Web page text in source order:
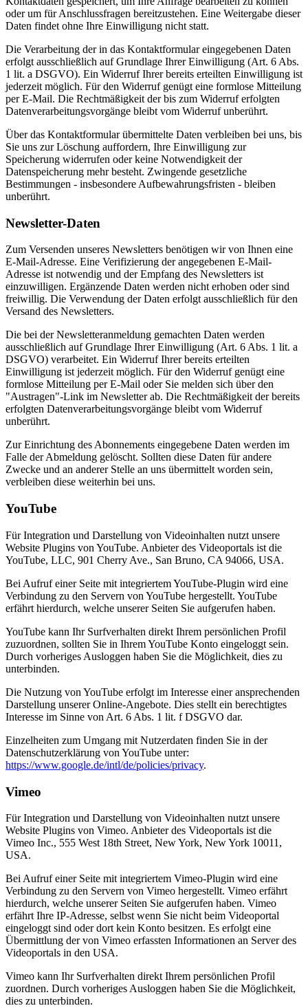
oder um für Anschlussfragen bereitzustehen. Eine Weitergabe dieser
Daten findet ohne Ihre Einwilligung nicht statt.
Die Verarbeitung der in das Kontaktformular eingegebenen Daten
erfolgt ausschließlich auf Grundlage Ihrer Einwilligung (Art. 6 Abs.
1 lit. a DSGVO). Ein Widerruf Ihrer bereits erteilten Einwilligung ist
jederzeit möglich. Für den Widerruf genügt eine formlose Mitteilung
per E-Mail. Die Rechtmäßigkeit der bis zum Widerruf erfolgten
Datenverarbeitungsvorgänge bleibt vom Widerruf unberührt.
Über das Kontaktformular übermittelte Daten verbleiben bei uns, bis
Sie uns zur Löschung auffordern, Ihre Einwilligung zur
Speicherung widerrufen oder keine Notwendigkeit der
Datenspeicherung mehr besteht. Zwingende gesetzliche
Bestimmungen - insbesondere Aufbewahrungsfristen - bleiben
unberührt.
Newsletter-Daten
Zum Versenden unseres Newsletters benötigen wir von Ihnen eine
E-Mail-Adresse. Eine Verifizierung der angegebenen E-Mail-
Adresse ist notwendig und der Empfang des Newsletters ist
einzuwilligen. Ergänzende Daten werden nicht erhoben oder sind
freiwillig. Die Verwendung der Daten erfolgt ausschließlich für den
Versand des Newsletters.
Die bei der Newsletteranmeldung gemachten Daten werden
ausschließlich auf Grundlage Ihrer Einwilligung (Art. 6 Abs. 1 lit. a
DSGVO) verarbeitet. Ein Widerruf Ihrer bereits erteilten
Einwilligung ist jederzeit möglich. Für den Widerruf genügt eine
formlose Mitteilung per E-Mail oder Sie melden sich über den
"Austragen"-Link im Newsletter ab. Die Rechtmäßigkeit der bereits
erfolgten Datenverarbeitungsvorgänge bleibt vom Widerruf
unberührt.
Zur Einrichtung des Abonnements eingegebene Daten werden im
Falle der Abmeldung gelöscht. Sollten diese Daten für andere
Zwecke und an anderer Stelle an uns übermittelt worden sein,
verbleiben diese weiterhin bei uns.
YouTube
Für Integration und Darstellung von Videoinhalten nutzt unsere
Website Plugins von YouTube. Anbieter des Videoportals ist die
YouTube, LLC, 901 Cherry Ave., San Bruno, CA 94066, USA.
Bei Aufruf einer Seite mit integriertem YouTube-Plugin wird eine
Verbindung zu den Servern von YouTube hergestellt. YouTube
erfährt hierdurch, welche unserer Seiten Sie aufgerufen haben.
YouTube kann Ihr Surfverhalten direkt Ihrem persönlichen Profil
zuzuordnen, sollten Sie in Ihrem YouTube Konto eingeloggt sein.
Durch vorheriges Ausloggen haben Sie die Möglichkeit, dies zu
unterbinden.
Die Nutzung von YouTube erfolgt im Interesse einer ansprechenden
Darstellung unserer Online-Angebote. Dies stellt ein berechtigtes
Interesse im Sinne von Art. 6 Abs. 1 lit. f DSGVO dar.
Einzelheiten zum Umgang mit Nutzerdaten finden Sie in der
Datenschutzerklärung von YouTube unter:
https://www.google.de/intl/de/policies/privacy.
Vimeo
Für Integration und Darstellung von Videoinhalten nutzt unsere
Website Plugins von Vimeo. Anbieter des Videoportals ist die
Vimeo Inc., 555 West 18th Street, New York, New York 10011,
USA.
Bei Aufruf einer Seite mit integriertem Vimeo-Plugin wird eine
Verbindung zu den Servern von Vimeo hergestellt. Vimeo erfährt
hierdurch, welche unserer Seiten Sie aufgerufen haben. Vimeo
erfährt Ihre IP-Adresse, selbst wenn Sie nicht beim Videoportal
eingeloggt sind oder dort kein Konto besitzen. Es erfolgt eine
Übermittlung der von Vimeo erfassten Informationen an Server des
Videoportals in den USA.
Vimeo kann Ihr Surfverhalten direkt Ihrem persönlichen Profil
zuordnen. Durch vorheriges Ausloggen haben Sie die Möglichkeit,
dies zu unterbinden.